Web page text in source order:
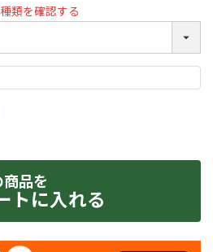
類を確認する
トに入れる